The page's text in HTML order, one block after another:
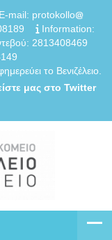
mail: protokollo
Information:
2813408469
το Βενιζέλειο.
μας στο Twitter